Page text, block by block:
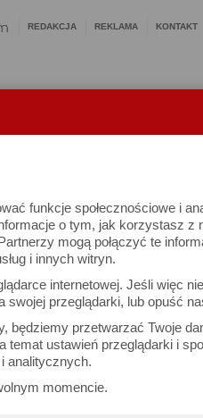
funkcje społecznościowe i
o tym, jak korzystasz z
mogą połączyć te
i innych witryn.
internetowej. Jeśli więc
przeglądarki, lub opuść
będziemy przetwarzać Twoje
ustawień przeglądarki i
analitycznych.
momencie.
REDAKCJA REKLAMA KONTAKT